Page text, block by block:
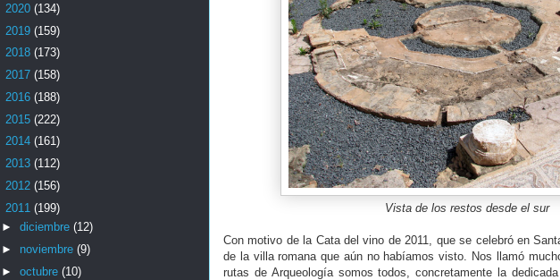
Vista de los restos desde el sur
Con motivo de la Cata del vino de 2011, que se celebró en
de la villa romana que aún no habíamos visto. Nos llamó
rutas de Arqueología somos todos, concretamente la
2020 (134)
2019 (159)
2018 (173)
2017 (158)
2016 (188)
2015 (222)
2014 (161)
2013 (112)
2012 (156)
2011 (199)
► diciembre (12)
► noviembre (9)
► octubre (10)